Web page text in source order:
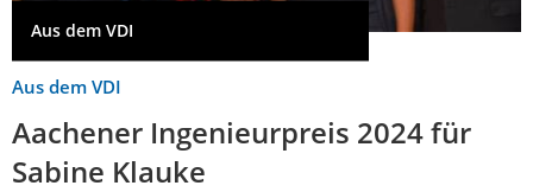
Aus dem VDI
Aus dem VDI
Aachener Ingenieurpreis 2024 für
Sabine Klauke